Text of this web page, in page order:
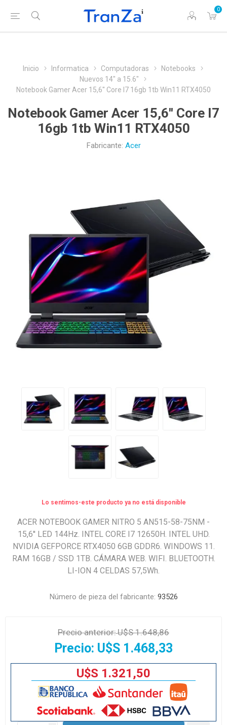
0
Inicio Informatica Computadoras
Notebooks
Nuevos 14" a 15.6"
Notebook Gamer Acer 15,6'' Core I7 16gb 1tb Win11 RTX4050
Notebook Gamer Acer 15,6'' Core I7
16gb 1tb Win11 RTX4050
Fabricante: Acer
Lo sentimos-este producto ya no está disponible
ACER NOTEBOOK GAMER NITRO 5 AN515-58-75NM -
15,6'' LED 144Hz. INTEL CORE I7 12650H. INTEL UHD.
NVIDIA GEFPORCE RTX4050 6GB GDDR6. WINDOWS 11.
RAM 16GB / SSD 1TB. CÁMARA WEB. WIFI. BLUETOOTH.
LI-ION 4 CELDAS 57,5Wh.
Número de pieza del fabricante: 93526
Precio anterior:U$S 1.648,86
Precio: U$S 1.468,33
U$S 1.321,50